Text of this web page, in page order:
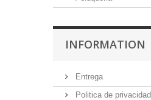
INFORMATION
Entrega
Politica de privacidad